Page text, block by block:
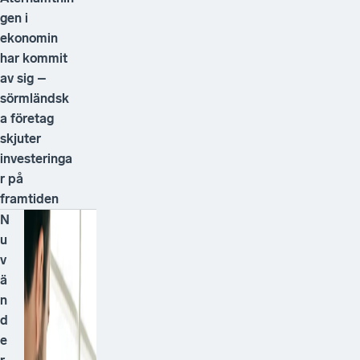
gen i
ekonomin
har kommit
av sig –
sörmländsk
a företag
skjuter
investeringa
r på
framtiden
N
u
v
ä
n
d
e